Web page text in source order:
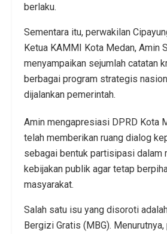
berlaku.
Sementara itu, perwakilan
Ketua KAMMI Kota Medan, Amin
menyampaikan sejumlah catatan
berbagai program strategis
dijalankan pemerintah.
Amin mengapresiasi DPRD Kota
telah memberikan ruang dialog
sebagai bentuk partisipasi dalam
kebijakan publik agar tetap
masyarakat.
Salah satu isu yang disoroti
Bergizi Gratis (MBG).